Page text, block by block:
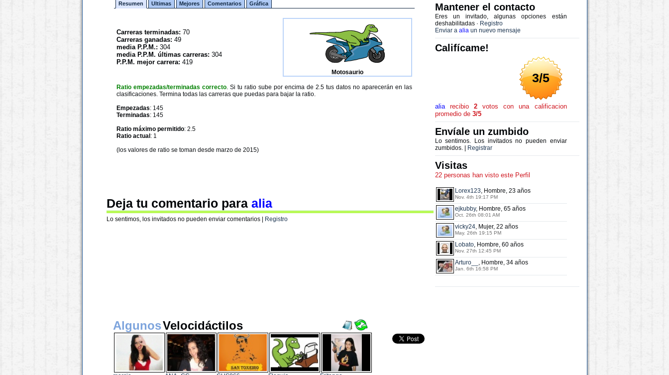
Resumen Ultimas Mejores Comentarios Gráfica
Carreras terminadas: 70
Carreras ganadas: 49
media P.P.M.: 304
media P.P.M. últimas carreras: 304
P.P.M. mejor carrera: 419
Motosaurio
Ratio empezadas/terminadas correcto. Si tu ratio sube por encima de 2.5 tus datos no aparecerán en las
clasificaciones. Termina todas las carreras que puedas para bajar la ratio.
Empezadas: 145
Terminadas: 145
Ratio máximo permitido: 2.5
Ratio actual : 1
(los valores de ratio se toman desde marzo de 2015)
Deja tu comentario para alia
Lo sentimos, los invitados no pueden enviar comentarios | Registro
Mantener el contacto
Eres un invitado, algunas opciones están
deshabilitadas · Registro
Enviar a aliaun nuevo mensaje
Califícame!
3/5
aliarecibio 2votos con una calificacion
promedio de 3/5
Envíale un zumbido
Lo sentimos. Los invitados no pueden enviar
zumbidos. |
Registrar
Visitas
22 personas han visto este Perfil
Lorex123, Hombre, 23 años
Nov. 4th 19:17 PM
ejkubby, Hombre, 65 años
Oct. 26th 08:01 AM
vicky24, Mujer, 22 años
May. 26th 19:15 PM
Lobato, Hombre, 60 años
Nov. 27th 12:45 PM
Arturo__ , Hombre, 34 años
Jan. 6th 16:58 PM
AlgunosVelocidáctilos